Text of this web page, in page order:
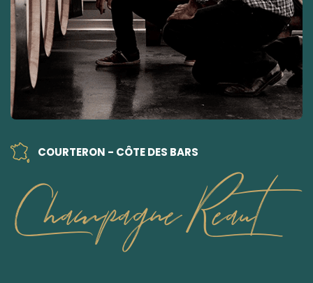
COURTERON - CÔTE DES BARS
Champagne Reaut